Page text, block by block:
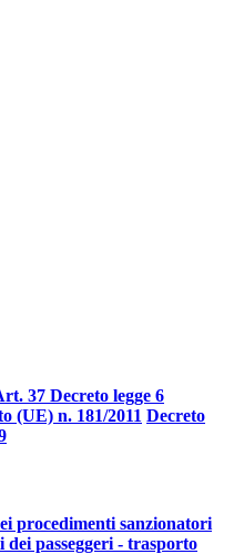
37 Decreto legge 6
(UE) n. 181/2011 Decreto
procedimenti sanzionatori
passeggeri - trasporto